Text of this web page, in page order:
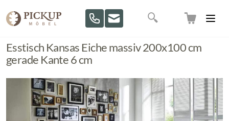
Suche
Esstisch Kansas Eiche massiv 200x100 cm
gerade Kante 6 cm